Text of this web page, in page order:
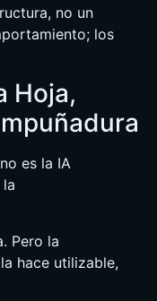
no un
los
Hoja,
es la IA
Pero la
hace utilizable,